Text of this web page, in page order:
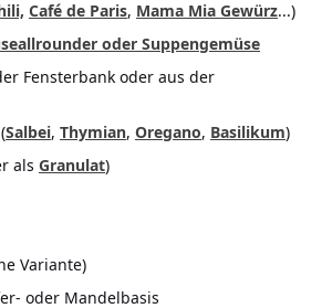
Café de Paris, Mama Mia Gewürz...)
oder Suppengemüse
Fensterbank oder aus der
(Salbei, Thymian, Oregano, Basilikum)
als Granulat)
Variante)
oder Mandelbasis